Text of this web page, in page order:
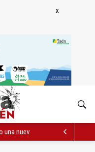
nueva jornada de Orgullo